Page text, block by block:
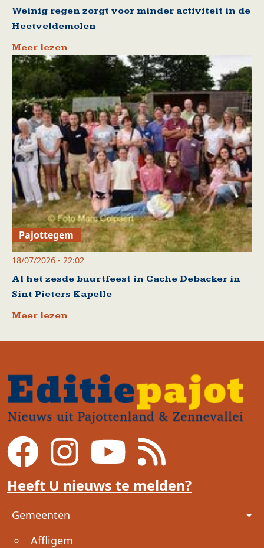
Weinig regen zorgt voor minder activiteit in de
Heetveldemolen
Meer lezen
Pajottegem
18/07/2026 - 22:02
Al het zesde buurtfeest in Cache Debacker in
Sint Pieters Kapelle
Meer lezen
Heeft U nieuws te melden?
Voet
Gemeenten
Affligem